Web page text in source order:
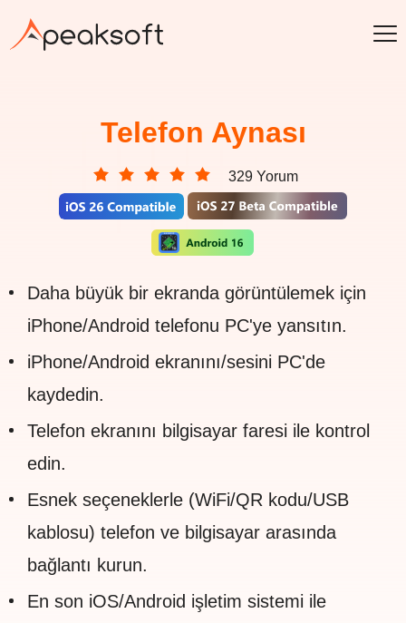
Telefon Aynası
329 Yorum
Daha büyük bir ekranda görüntülemek için
iPhone/Android telefonu PC'ye yansıtın.
iPhone/Android ekranını/sesini PC'de
kaydedin.
Telefon ekranını bilgisayar faresi ile kontrol
edin.
Esnek seçeneklerle (WiFi/QR kodu/USB
kablosu) telefon ve bilgisayar arasında
bağlantı kurun.
En son iOS/Android işletim sistemi ile